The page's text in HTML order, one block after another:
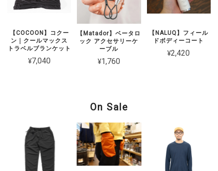
【COCOON】コクー
ン｜クールマックス
トラベルブランケット
¥7,040
【Matador】ベータロ
ック アクセサリーケ
ーブル
¥1,760
【NALUQ】フィール
ドボディーコート
¥2,420
On Sale